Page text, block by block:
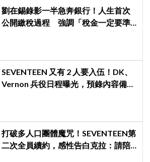
劉在錫錄影一半急奔銀行！人生首次
公開繳稅過程 強調「稅金一定要準
SEVENTEEN 又有 2 人要入伍！DK、
Vernon 兵役日程曝光，預錄內容備齊
打破多人口團體魔咒！SEVENTEEN第
二次全員續約，感性告白克拉：請陪